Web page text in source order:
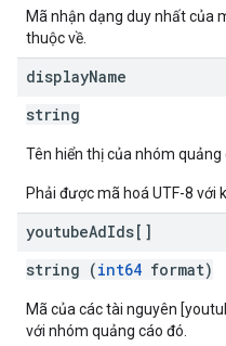
Mã nhận dạng duy nhất của
thuộc về.
displayName
string
Tên hiển thị của nhóm quảng
Phải được mã hoá UTF-8 với
youtubeAdIds[]
string (int64 format)
Mã của các tài nguyên
với nhóm quảng cáo đó.